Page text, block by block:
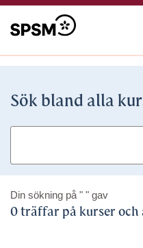
Sök bland alla
Din sökning på " " gav
0 träffar på kurser